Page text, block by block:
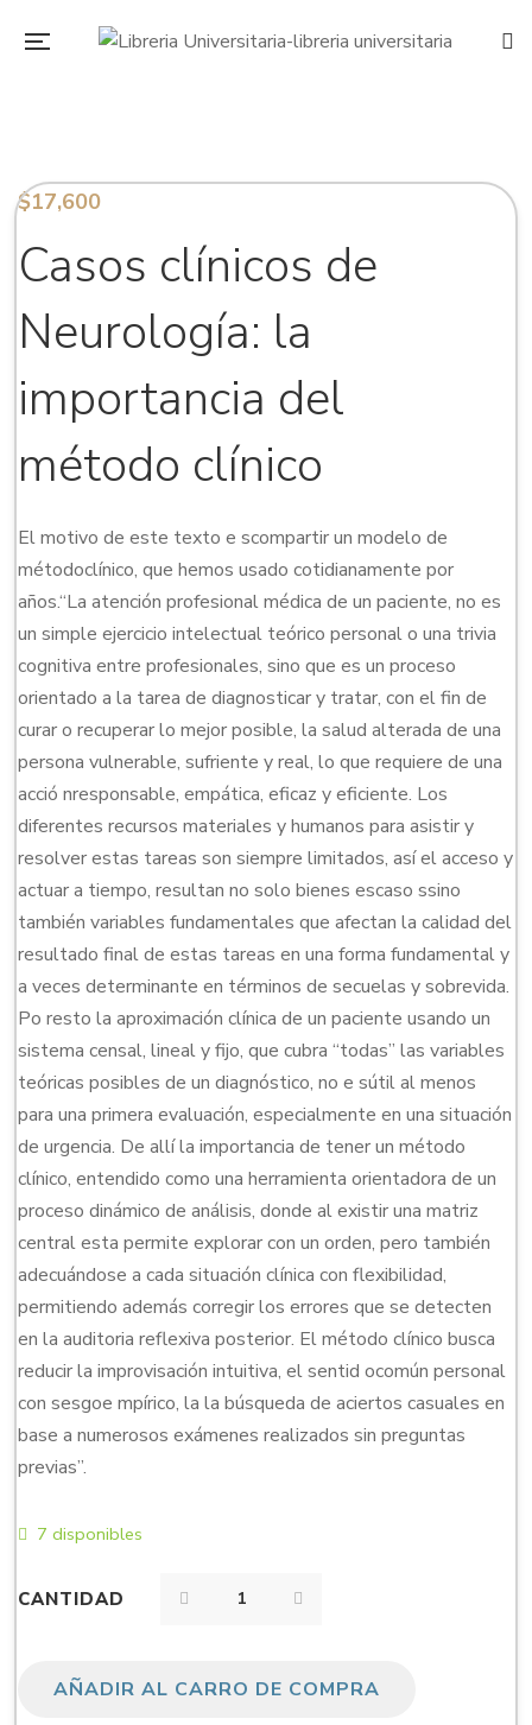
$17,600
Casos clínicos de
Neurología: la
importancia del
método clínico
El motivo de este texto e scompartir un modelo de
métodoclínico, que hemos usado cotidianamente por
años.“La atención profesional médica de un paciente, no es
un simple ejercicio intelectual teórico personal o una trivia
cognitiva entre profesionales, sino que es un proceso
orientado a la tarea de diagnosticar y tratar, con el fin de
curar o recuperar lo mejor posible, la salud alterada de una
persona vulnerable, sufriente y real, lo que requiere de una
acció nresponsable, empática, eficaz y eficiente. Los
diferentes recursos materiales y humanos para asistir y
resolver estas tareas son siempre limitados, así el acceso y
actuar a tiempo, resultan no solo bienes escaso ssino
también variables fundamentales que afectan la calidad del
resultado final de estas tareas en una forma fundamental y
a veces determinante en términos de secuelas y sobrevida.
Po resto la aproximación clínica de un paciente usando un
sistema censal, lineal y fijo, que cubra “todas” las variables
teóricas posibles de un diagnóstico, no e sútil al menos
para una primera evaluación, especialmente en una situación
de urgencia. De allí la importancia de tener un método
clínico, entendido como una herramienta orientadora de un
proceso dinámico de análisis, donde al existir una matriz
central esta permite explorar con un orden, pero también
adecuándose a cada situación clínica con flexibilidad,
permitiendo además corregir los errores que se detecten
en la auditoria reflexiva posterior. El método clínico busca
reducir la improvisación intuitiva, el sentid ocomún personal
con sesgoe mpírico, la la búsqueda de aciertos casuales en
base a numerosos exámenes realizados sin preguntas
previas”.
7 disponibles
CANTIDAD
AÑADIR AL CARRO DE COMPRA